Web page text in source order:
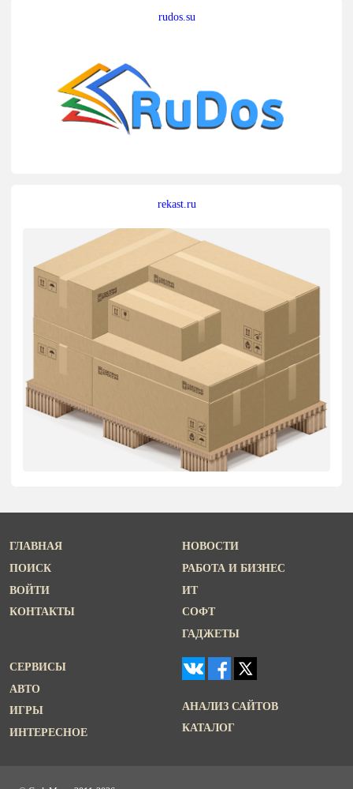
rudos.su
rekast.ru
ГЛАВНАЯ
ПОИСК
ВОЙТИ
КОНТАКТЫ
НОВОСТИ
РАБОТА И БИЗНЕС
ИТ
СОФТ
ГАДЖЕТЫ
СЕРВИСЫ
АВТО
ИГРЫ
ИНТЕРЕСНОЕ
АНАЛИЗ САЙТОВ
КАТАЛОГ